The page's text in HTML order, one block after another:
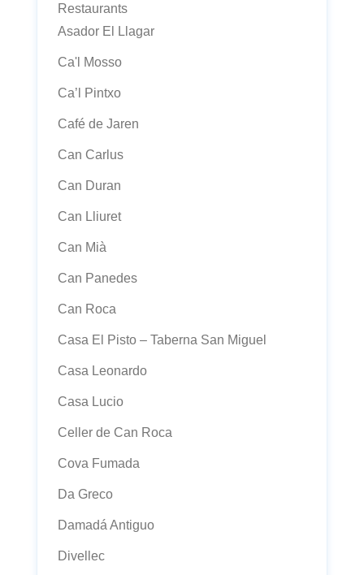
Restaurants
Asador El Llagar
Ca'l Mosso
Ca’l Pintxo
Café de Jaren
Can Carlus
Can Duran
Can Lliuret
Can Mià
Can Panedes
Can Roca
Casa El Pisto – Taberna San Miguel
Casa Leonardo
Casa Lucio
Celler de Can Roca
Cova Fumada
Da Greco
Damadá Antiguo
Divellec